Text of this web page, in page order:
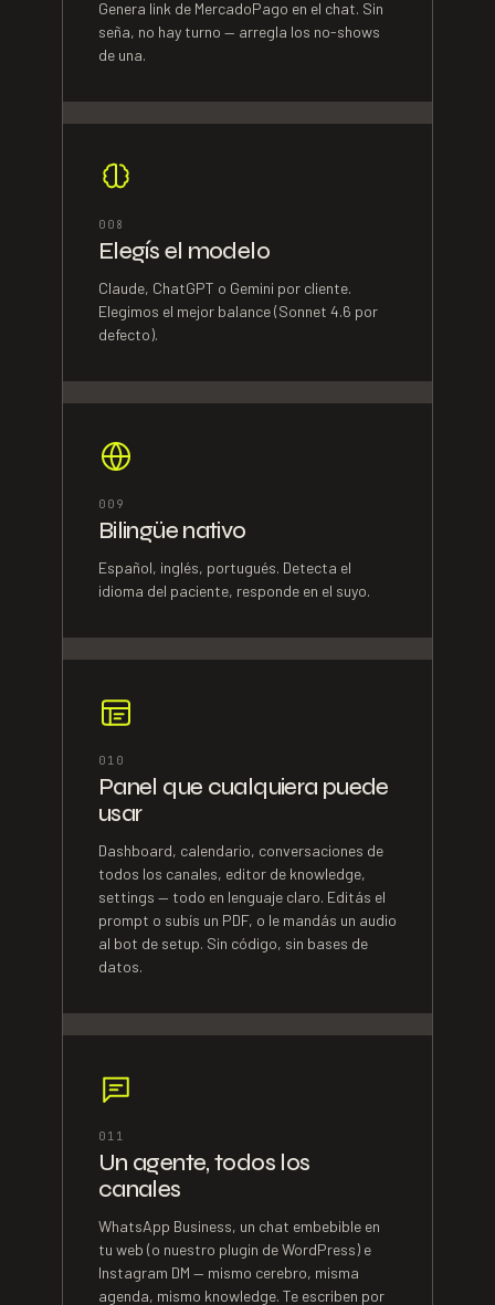
Genera link de MercadoPago en el chat. Sin
seña, no hay turno — arregla los no-shows
de una.
0 08
Elegís el modelo
Claude, ChatGPT o Gemini por cliente.
Elegimos el mejor balance (Sonnet 4.6 por
defecto).
0 09
Bilingüe nativo
Español, inglés, portugués. Detecta el
idioma del paciente, responde en el suyo.
0 10
Panel que cualquiera puede
usar
Dashboard, calendario, conversaciones de
todos los canales, editor de knowledge,
settings — todo en lenguaje claro. Editás el
prompt o subís un PDF, o le mandás un audio
al bot de setup. Sin código, sin bases de
datos.
0 11
Un agente, todos los
canales
WhatsApp Business, un chat embebible en
tu web (o nuestro plugin de WordPress) e
Instagram DM — mismo cerebro, misma
agenda, mismo knowledge. Te escriben por